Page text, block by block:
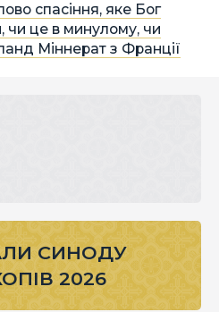
спасіння, яке Бог
це в минулому, чи
Міннерат з Франції
СИНОДУ
2026